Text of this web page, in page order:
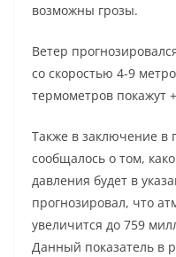
возможны грозы.
Ветер
со скоростью 4-9
термометров покажут
Также в заключение в
сообщалось о том,
давления будет в
прогнозировал, что
увеличится до 759
Данный показатель в